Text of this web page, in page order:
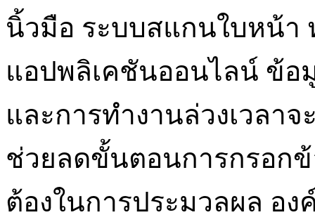
นิ้วมือ ระบบสแกนใบหน้า
แอปพลิเคชันออนไลน์ ข้อ
และการทำงานล่วงเวลา
ช่วยลดขั้นตอนการกรอก
ต้องในการประมวลผล อ